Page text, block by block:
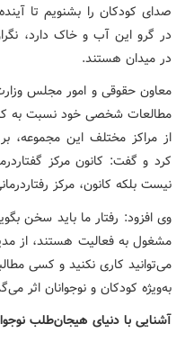
صدای کودکان را بشنویم تا
در گرو این آب و خاک دارد،
در میدان هستند.
معاون حقوقی و امور مجلس
مطالعات شخصی خود نسبت به
از مراکز مختلف این مجموعه،
کرد و گفت: کانون مرکز
نیست بلکه کانون، مرکز
وی افزود: رفتار ما باید سخن
مشغول به فعالیت هستند، از
می‌توانید کاری نکنید و کسی
به‌ویژه کودکان و نوجوانان اثر
آشنایی با دنیای هیجان‌طلب